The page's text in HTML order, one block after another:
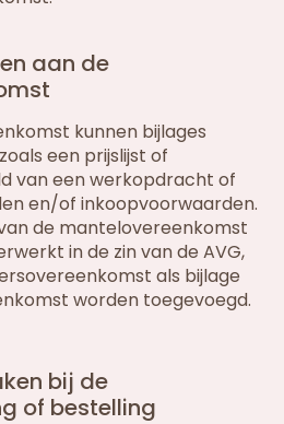
aan de
kunnen bijlages
een prijslijst of
van een werkopdracht of
en/of inkoopvoorwaarden.
de mantelovereenkomst
in de zin van de AVG,
als bijlage
worden toegevoegd.
bij de
of bestelling